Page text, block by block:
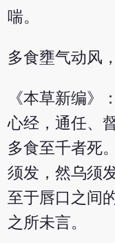
喘。
多食壅气动风
《本草新编》
心经，通任、
多食至千者死
须发，然乌须
至于唇口之间
之所未言。